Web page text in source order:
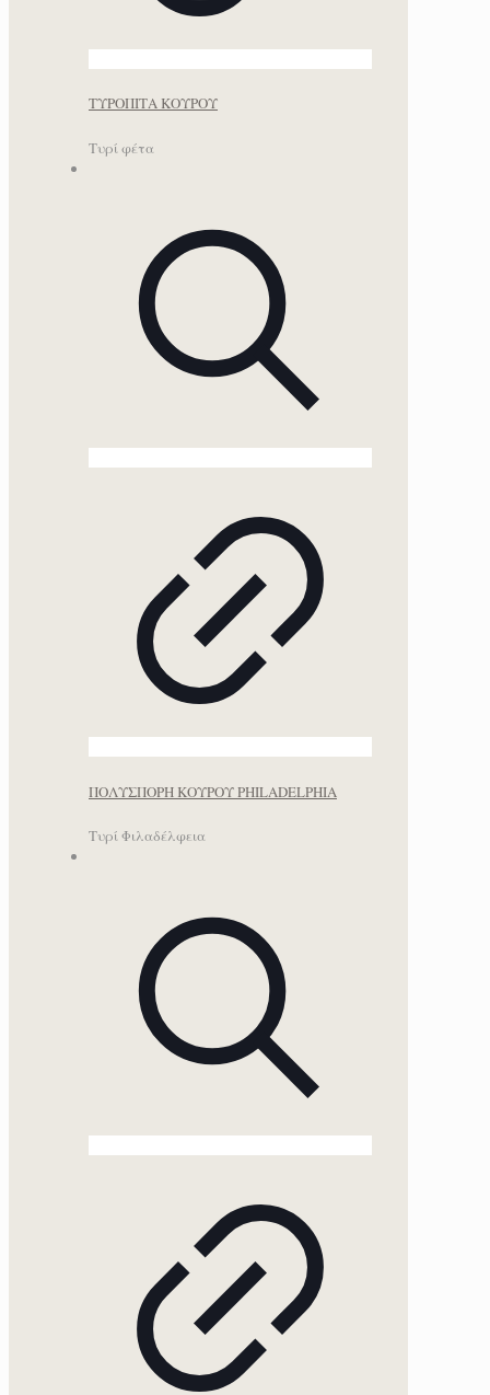
ΤΥΡΟΠΙΤΑ ΚΟΥΡΟΥ
Τυρί φέτα
ΠΟΛΥΣΠΟΡΗ ΚΟΥΡΟΥ PHILADELPHIA
Τυρί Φιλαδέλφεια